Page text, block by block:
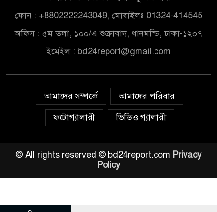
ফোন : +8802222243049, মোবাইলঃ 01324-414545
অফিস : ৫ম তলা, ১০০/এ শুক্রাবাদ, ধানমন্ডি, ঢাকা-১২০৭
ইমেইল : bd24report@gmail.com
আমাদের সম্পর্কে
আমাদের পরিবার
ফটোগ্যালারী
ভিডিও গ্যালারী
© All rights reserved © bd24report.com Privacy
Policy